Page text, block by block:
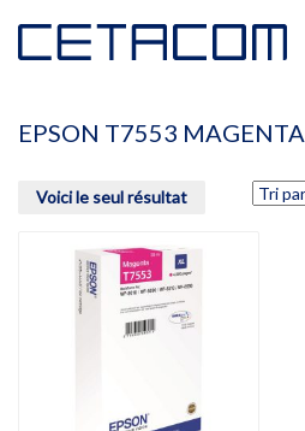
EPSON T7553 MAGENTA
Voici le seul résultat